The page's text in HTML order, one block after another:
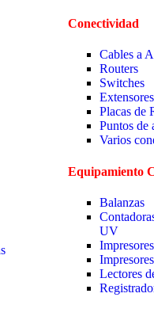
Conectividad
Cables a
Routers
Switches
Placas de
Puntos de
Varios
Equipamiento
Balanzas
UV
Lectores